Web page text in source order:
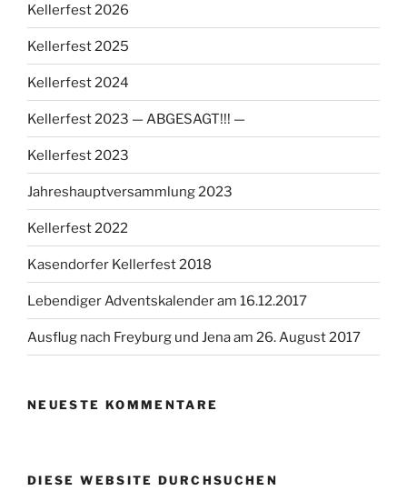
Kellerfest 2026
Kellerfest 2025
Kellerfest 2024
Kellerfest 2023 — ABGESAGT!!! —
Kellerfest 2023
Jahreshauptversammlung 2023
Kellerfest 2022
Kasendorfer Kellerfest 2018
Lebendiger Adventskalender am 16.12.2017
Ausflug nach Freyburg und Jena am 26. August 2017
NEUESTE KOMMENTARE
DIESE WEBSITE DURCHSUCHEN